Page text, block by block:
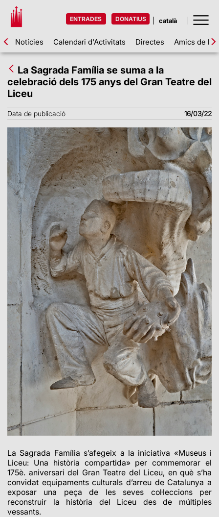
ENTRADES DONATIUS
Notícies Calendari d'Activitats Directes Amics de la
La Sagrada Família se suma a la
celebració dels 175 anys del Gran Teatre del
Liceu
Data de publicació 16/03/22
La Sagrada Família s’afegeix a la iniciativa «Museus i
Liceu: Una història compartida» per commemorar el
175è. aniversari del Gran Teatre del Liceu, en què s’ha
convidat equipaments culturals d’arreu de Catalunya a
exposar una peça de les seves col·leccions per
reconstruir la història del Liceu des de múltiples
vessants.